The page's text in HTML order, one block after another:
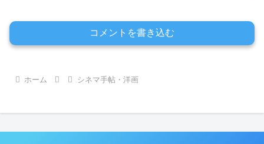
コメントを書き込む
ホーム シネマ手帖・洋画